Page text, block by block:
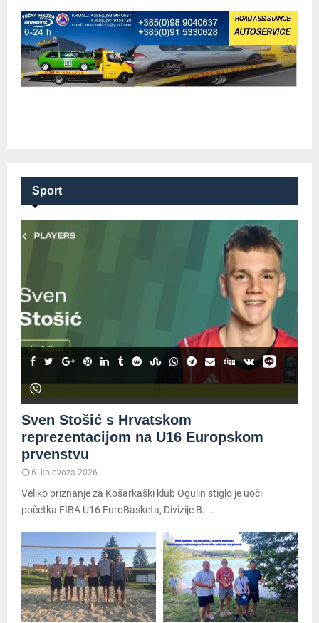
Sport
Sven Stošić s Hrvatskom
reprezentacijom na U16 Europskom
prvenstvu
6. kolovoza 2026.
Veliko priznanje za Košarkaški klub Ogulin stiglo je uoči
početka FIBA U16 EuroBasketa, Divizije B....